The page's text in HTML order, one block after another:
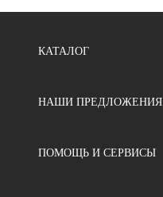
КАТАЛОГ
НАШИ ПРЕДЛОЖЕНИЯ
ПОМОЩЬ И СЕРВИСЫ